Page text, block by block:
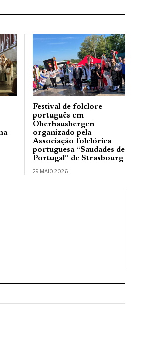
Festival de folclore
português em
Oberhausbergen
organizado pela
Associação folclórica
portuguesa “Saudades de
Portugal” de Strasbourg
29 MAIO, 2026